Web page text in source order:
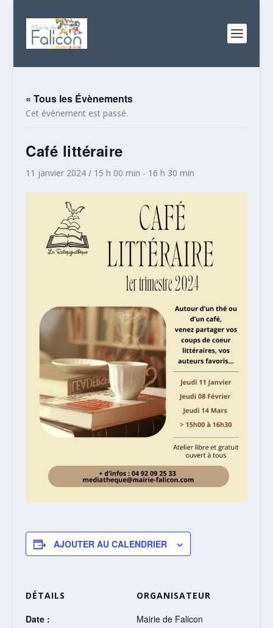
« Tous les Évènements
Cet évènement est passé.
Café littéraire
11 janvier 2024 / 15 h 00 min - 16 h 30 min
AJOUTER AU CALENDRIER
DÉTAILS
Date :
ORGANISATEUR
Mairie de Falicon